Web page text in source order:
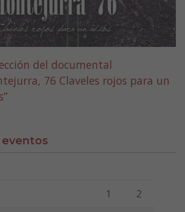
del documental
76 Claveles rojos para un
eventos
Viernes Sábado
1 2